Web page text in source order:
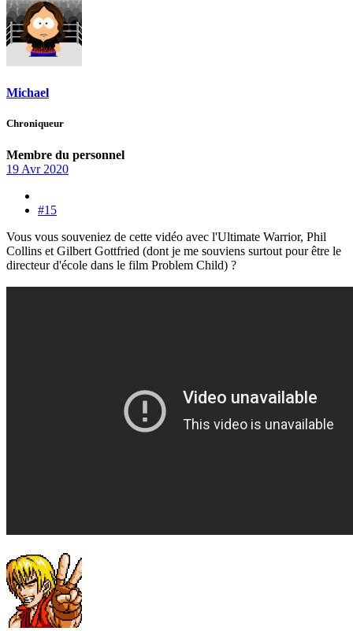
Michael
Chroniqueur
Membre du personnel
19 Avr 2020
#15
Vous vous souveniez de cette vidéo avec l'Ultimate Warrior, Phil
Collins et Gilbert Gottfried (dont je me souviens surtout pour être le
directeur d'école dans le film Problem Child) ?